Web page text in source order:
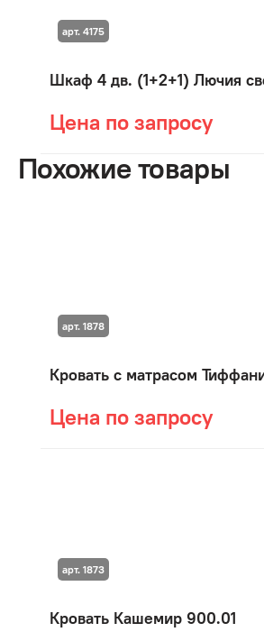
Шкаф 4 дв. (1+2+1) Лючия
Цена по запросу
арт. 4175
Похожие товары
Кровать с матрасом
Цена по запросу
арт. 1878
Кровать Кашемир 900.01
арт. 1873